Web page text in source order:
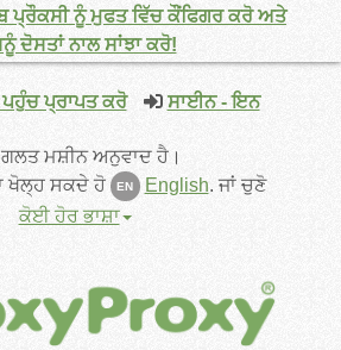
ਪ੍ਰਾਪਤ ਕਰੋ ਸਾਈਨ - ਇਨ
ਮਸ਼ੀਨ ਅਨੁਵਾਦ ਹੈ।
ਖੋਲ੍ਹ ਸਕਦੇ ਹੋ
EN English.ਜਾਂ ਚੁਣੋ
ਕੋਈ ਹੋਰ ਭਾਸ਼ਾ
ਪ੍ਰੌਕਸੀ ਨੂੰ ਮੁਫਤ ਵਿੱਚ ਕੌਂਫਿਗਰ ਕਰੋ ਅਤੇ
ਦੋਸਤਾਂ ਨਾਲ ਸਾਂਝਾ ਕਰੋ!